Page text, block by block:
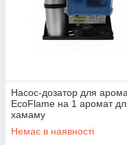
Насос-дозатор для
EcoFlame на 1 аромат
хамаму
Немає в наявності